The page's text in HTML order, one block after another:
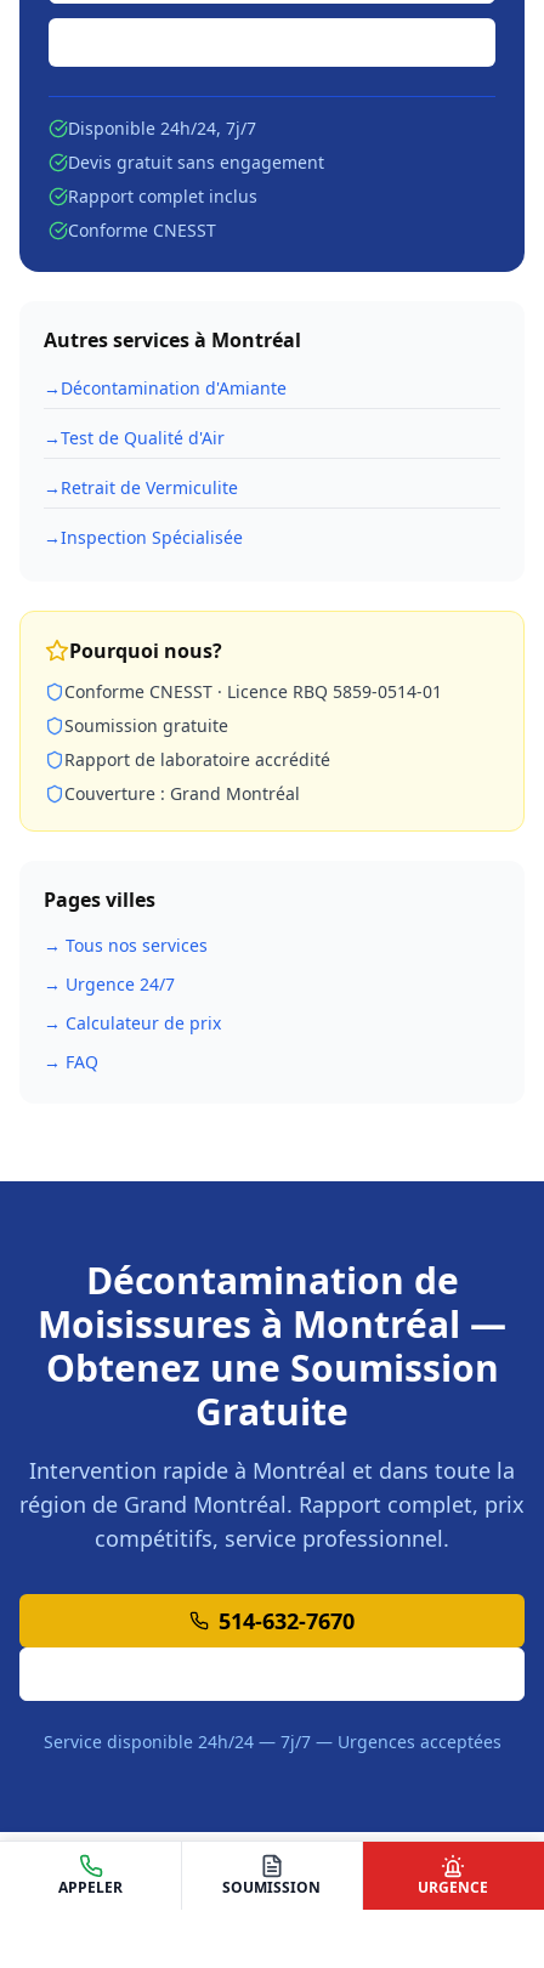
Disponible 24h/24, 7j/7
Devis gratuit sans engagement
Rapport complet inclus
Conforme CNESST
Autres services à Montréal
→ Décontamination d'Amiante
→Test de Qualité d'Air
→ Retrait de Vermiculite
→Inspection Spécialisée
Pourquoi nous?
Conforme CNESST · Licence RBQ 5859-0514-01
Soumission gratuite
Rapport de laboratoire accrédité
Couverture : Grand Montréal
Pages villes
→ Tous nos services
→ Urgence 24/7
→ Calculateur de prix
→ FAQ
Décontamination de
Moisissures à Montréal —
Obtenez une Soumission
Gratuite
Intervention rapide à Montréal et dans toute la
région de Grand Montréal. Rapport complet, prix
compétitifs, service professionnel.
514-632-7670
Service disponible 24h/24 — 7j/7 — Urgences acceptées
APPELER SOUMISSION URGENCE